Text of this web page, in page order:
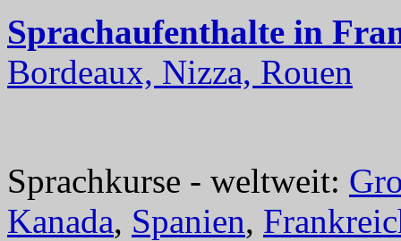
Sprachaufenthalte in
Bordeaux, Nizza, Rouen
Sprachkurse - weltweit:
Kanada, Spanien,